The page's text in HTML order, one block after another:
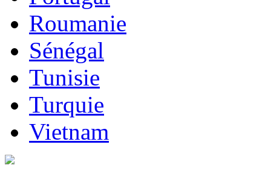
Roumanie
Sénégal
Tunisie
Turquie
Vietnam